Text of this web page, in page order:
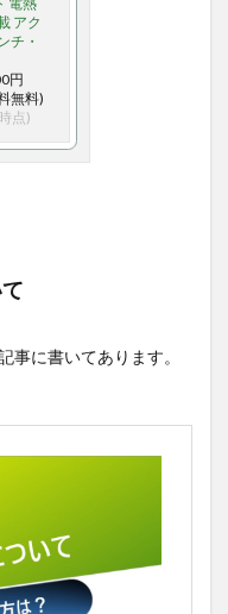
アク
チ・
円
無料)
点)
事に書いてあります。